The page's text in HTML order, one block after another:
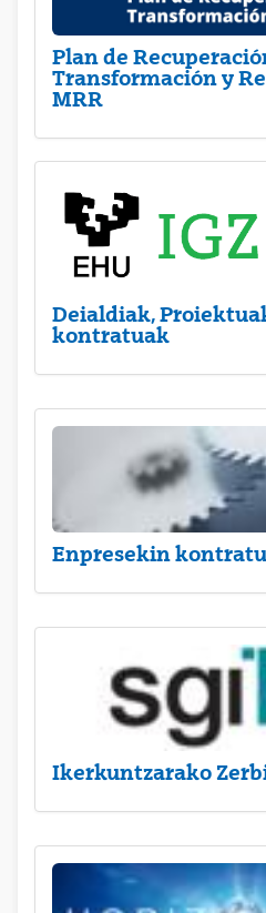
Plan de
Transformación y
MRR
Deialdiak,
kontratuak
Enpresekin
Ikerkuntzarako